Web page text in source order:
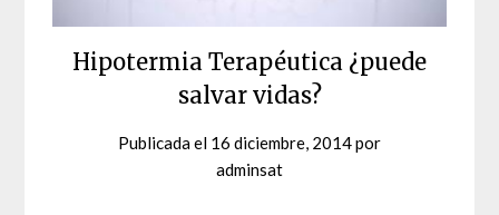
Hipotermia Terapéutica ¿puede
salvar vidas?
Publicada el 16 diciembre, 2014por
adminsat